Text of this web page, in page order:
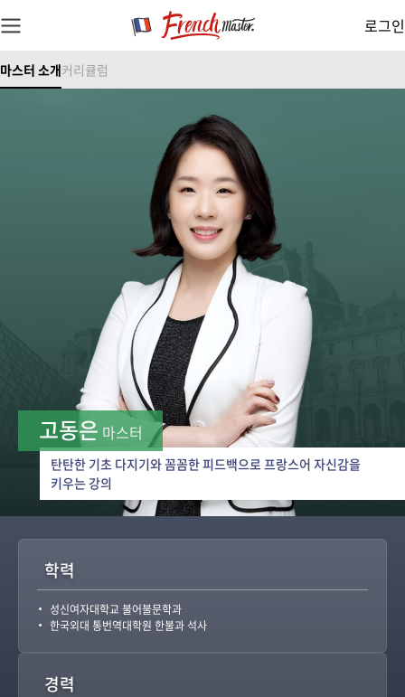
로그인
마스터 소개커리큘럼
고동은 마스터
탄탄한 기초 다지기와 꼼꼼한 피드백으로 프랑스어 자신감을
키우는 강의
학력
성신여자대학교 불어불문학과
한국외대 통번역대학원 한불과 석사
경력